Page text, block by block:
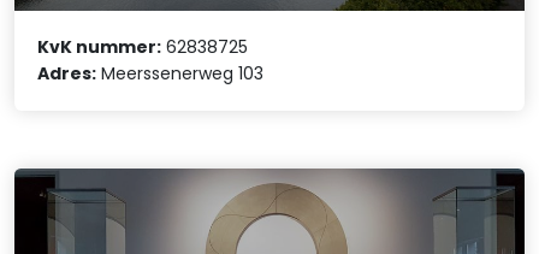
KvK nummer: 62838725
Adres: Meerssenerweg 103